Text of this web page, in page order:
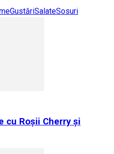
GustăriSalateSosuri
cu Roșii Cherry și